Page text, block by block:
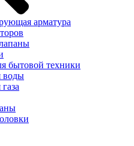
арматура
бытовой техники
воды